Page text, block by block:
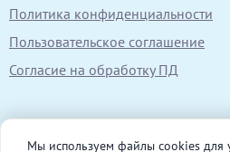
Политика конфиденциальности
Пользовательское соглашение
Согласие на обработку ПД
Мы используем файлы cookies для